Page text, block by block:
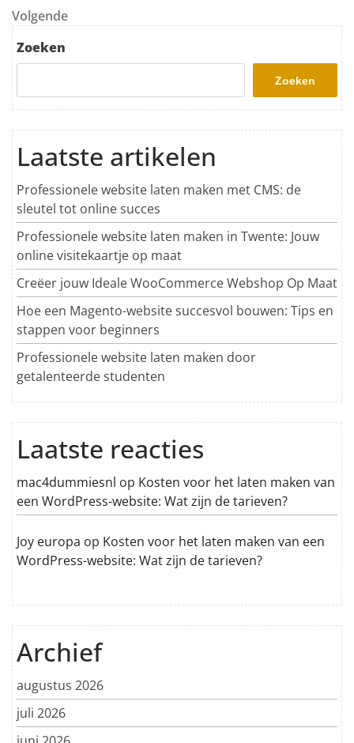
Volgend bericht
Volgende
Zoeken
Zoeken
Laatste artikelen
Professionele website laten maken met CMS: de
sleutel tot online succes
Professionele website laten maken in Twente: Jouw
online visitekaartje op maat
Creëer jouw Ideale WooCommerce Webshop Op Maat
Hoe een Magento-website succesvol bouwen: Tips en
stappen voor beginners
Professionele website laten maken door
getalenteerde studenten
Laatste reacties
mac4dummiesnl op Kosten voor het laten maken van
een WordPress-website: Wat zijn de tarieven?
Joy europa op Kosten voor het laten maken van een
WordPress-website: Wat zijn de tarieven?
Archief
augustus 2026
juli 2026